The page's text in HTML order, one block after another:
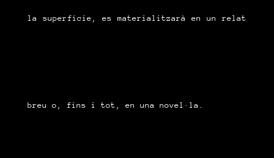
la superfície, es materialitzarà en un relat
breu o, fins i tot, en una novel·la.